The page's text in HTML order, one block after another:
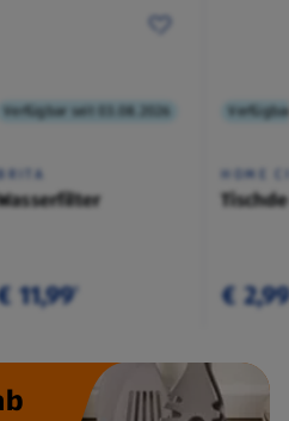
Verfügbar seit 03.08.2026
11,99¹
HOME
€